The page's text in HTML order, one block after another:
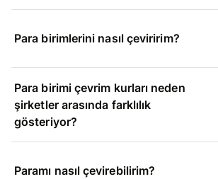
Para birimlerini nasıl çeviririm?
Para birimi çevrim kurları neden
şirketler arasında farklılık
gösteriyor?
Paramı nasıl çevirebilirim?